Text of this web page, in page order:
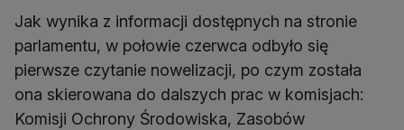
Jak wynika z informacji dostępnych na stronie
parlamentu, w połowie czerwca odbyło się
pierwsze czytanie nowelizacji, po czym została
ona skierowana do dalszych prac w komisjach:
Komisji Ochrony Środowiska, Zasobów